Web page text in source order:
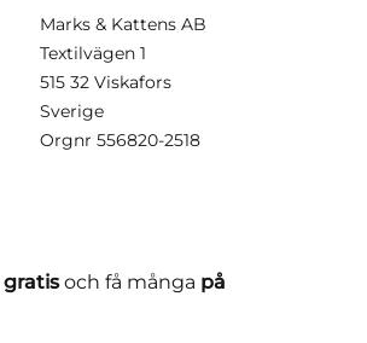
Marks & Kattens AB
Textilvägen 1
515 32 Viskafors
Sverige
Orgnr 556820-2518
gratisoch få många på